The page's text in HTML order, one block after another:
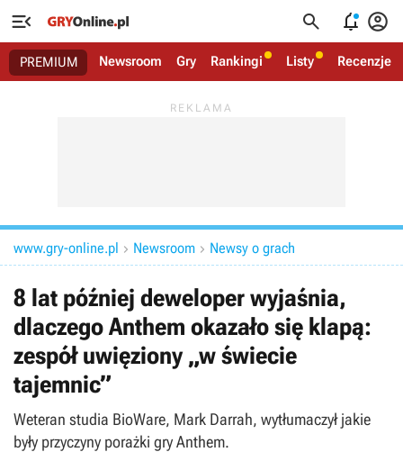
   
PREMIUM Newsroom Gry Rankingi Listy Recenzje
www.gry-online.pl  Newsroom  Newsy o grach
8 lat później deweloper wyjaśnia,
dlaczego Anthem okazało się klapą:
zespół uwięziony „w świecie
tajemnic”
Weteran studia BioWare, Mark Darrah, wytłumaczył jakie
były przyczyny porażki gry Anthem.